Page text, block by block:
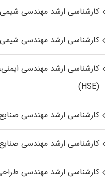
کارشناسی ارشد مهندسی شیمی
کارشناسی ارشد مهندسی شیمی
کارشناسی ارشد مهندسی
(HSE)
کارشناسی ارشد مهندسی صنایع
کارشناسی ارشد مهندسی
کارشناسی ارشد مهندسی